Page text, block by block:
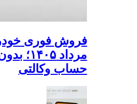
فروش فوری
مرداد
حساب وکالتی